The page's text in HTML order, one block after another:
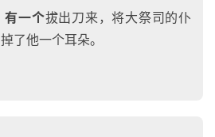
有一个拔出刀来，将大祭司的仆
了他一个耳朵。